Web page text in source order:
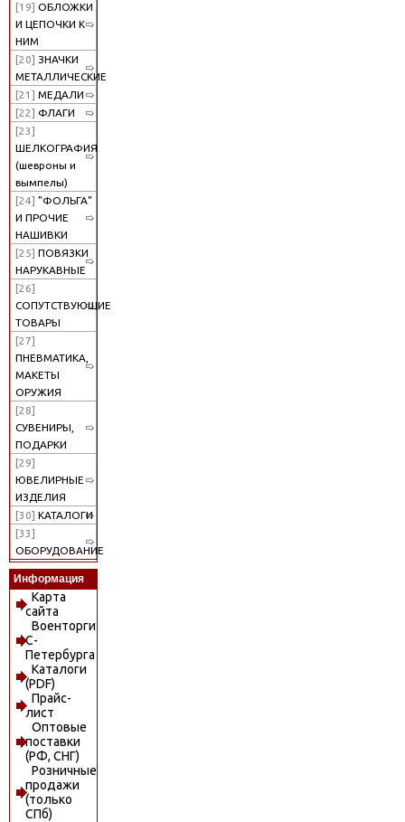
[19] ОБЛОЖКИ
И ЦЕПОЧКИ К
НИМ
[20] ЗНАЧКИ
МЕТАЛЛИЧЕСКИЕ
[21] МЕДАЛИ
[22] ФЛАГИ
[23]
ШЕЛКОГРАФИЯ
(шевроны и
вымпелы)
[24] "ФОЛЬГА"
И ПРОЧИЕ
НАШИВКИ
[25] ПОВЯЗКИ
НАРУКАВНЫЕ
[26]
СОПУТСТВУЮЩИЕ
ТОВАРЫ
[27]
ПНЕВМАТИКА,
МАКЕТЫ
ОРУЖИЯ
[28]
СУВЕНИРЫ,
ПОДАРКИ
[29]
ЮВЕЛИРНЫЕ
ИЗДЕЛИЯ
[30] КАТАЛОГИ
[33]
ОБОРУДОВАНИЕ
Информация
Карта
сайта
Военторги
С-
Петербурга
Каталоги
(PDF)
Прайс-
лист
Оптовые
поставки
(РФ, СНГ)
Розничные
продажи
(только
СПб)